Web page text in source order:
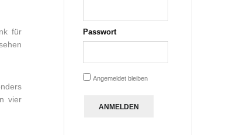
für
vier
Passwort
Angemeldet bleiben